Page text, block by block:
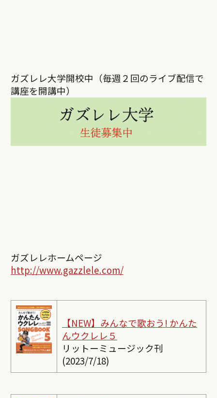
ガズレレ大学開校中（毎週２回のライブ配信で
講座を開講中）
ガズレレホームページ
http://www.gazzlele.com/
【NEW】みんなで歌おう! かんた
んウクレレ５
リットーミュージック刊
(2023/7/18)